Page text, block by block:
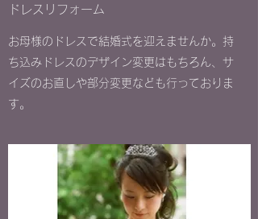
​ドレスリフォーム
お母様のドレスで結婚式を迎えませんか。持
ち込みドレスのデザイン変更はもちろん、サ
イズのお直しや部分変更なども行っておりま
す。